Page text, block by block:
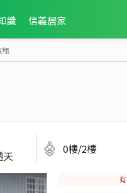
識 信義居家
租
天
0樓/2樓
有